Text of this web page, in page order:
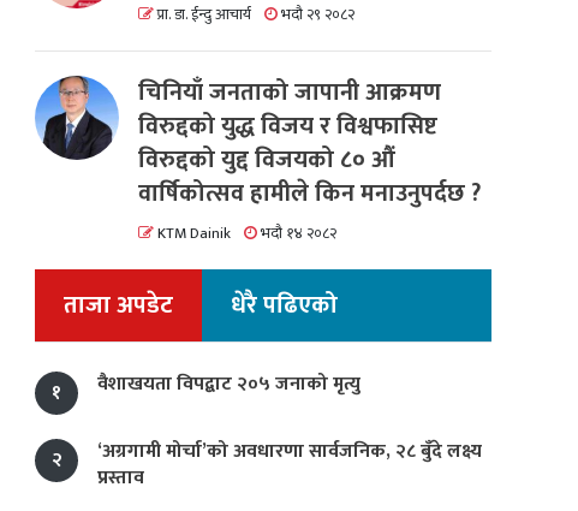
प्रा. डा. ईन्दु आचार्य भदौ २९ २०८२
चिनियाँ जनताको जापानी आक्रमण
विरुद्दको युद्ध विजय र विश्वफासिष्ट
विरुद्दको युद्द विजयको ८० औं
वार्षिकोत्सव हामीले किन मनाउनुपर्दछ ?
KTM Dainik भदौ १४ २०८२
ताजा अपडेट धेरै पढिएको
१ वैशाखयता विपद्बाट २०५ जनाको मृत्यु
२
‘अग्रगामी मोर्चा’को अवधारणा सार्वजनिक, २८ बुँदे लक्ष्य
प्रस्ताव